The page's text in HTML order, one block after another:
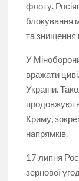
флоту.
блокування
та знищення
У
вражати
України.
Криму,
напрямків.
17 липня
зернової